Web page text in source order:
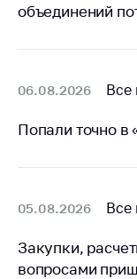
товарная
жизнь
символы
объединений
06.08.2026 Все
Попали точно в
05.08.2026 Все
Закупки,
вопросами